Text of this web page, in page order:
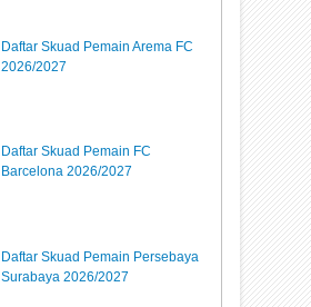
Daftar Skuad Pemain Arema FC
2026/2027
Daftar Skuad Pemain FC
Barcelona 2026/2027
Daftar Skuad Pemain Persebaya
Surabaya 2026/2027